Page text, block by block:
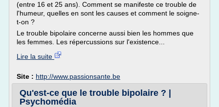
(entre 16 et 25 ans). Comment se manifeste ce trouble de
l'humeur, quelles en sont les causes et comment le soigne-
t-on ?
Le trouble bipolaire concerne aussi bien les hommes que
les femmes. Les répercussions sur l'existence...
Lire la suite
Site : http://www.passionsante.be
Qu'est-ce que le trouble bipolaire ? |
Psychomédia